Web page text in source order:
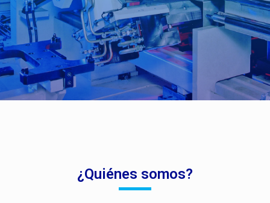
¿Quiénes somos?